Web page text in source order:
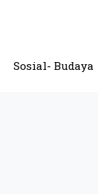
Sosial- Budaya